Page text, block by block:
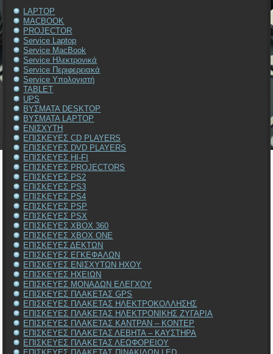
LAPTOP
MACBOOK
PROJECTOR
Service Laptop
Service MacBook
Service Ηλεκτρονικά
Service Περιφερειακά
Service Υπολογιστή
TABLET
UPS
ΒΥΣΜΑΤΑ DESKTOP
ΒΥΣΜΑΤΑ LAPTOP
ΕΝΙΣΧΥΤΗ
ΕΠΙΣΚΕΥΕΣ CD PLAYERS
ΕΠΙΣΚΕΥΕΣ DVD PLAYERS
ΕΠΙΣΚΕΥΕΣ HI-FI
ΕΠΙΣΚΕΥΕΣ PROJECTORS
ΕΠΙΣΚΕΥΕΣ PS2
ΕΠΙΣΚΕΥΕΣ PS3
ΕΠΙΣΚΕΥΕΣ PS4
ΕΠΙΣΚΕΥΕΣ PSP
ΕΠΙΣΚΕΥΕΣ PSX
ΕΠΙΣΚΕΥΕΣ XBOX 360
ΕΠΙΣΚΕΥΕΣ XBOX ONE
ΕΠΙΣΚΕΥΕΣ ΔΕΚΤΩΝ
ΕΠΙΣΚΕΥΕΣ ΕΓΚΕΦΑΛΩΝ
ΕΠΙΣΚΕΥΕΣ ΕΝΙΣΧΥΤΩΝ ΗΧΟΥ
ΕΠΙΣΚΕΥΕΣ ΗΧΕΙΩΝ
ΕΠΙΣΚΕΥΕΣ ΜΟΝΑΔΩΝ ΕΛΕΓΧΟΥ
ΕΠΙΣΚΕΥΕΣ ΠΛΑΚΕΤΑΣ GPS
ΕΠΙΣΚΕΥΕΣ ΠΛΑΚΕΤΑΣ ΗΛΕΚΤΡΟΚΟΛΛΗΣΗΣ
ΕΠΙΣΚΕΥΕΣ ΠΛΑΚΕΤΑΣ ΗΛΕΚΤΡΟΝΙΚΗΣ ΖΥΓΑΡΙΑ
ΕΠΙΣΚΕΥΕΣ ΠΛΑΚΕΤΑΣ ΚΑΝΤΡΑΝ – ΚΟΝΤΕΡ
ΕΠΙΣΚΕΥΕΣ ΠΛΑΚΕΤΑΣ ΛΕΒΗΤΑ – ΚΑΥΣΤΗΡΑ
ΕΠΙΣΚΕΥΕΣ ΠΛΑΚΕΤΑΣ ΛΕΩΦΟΡΕΙΟΥ